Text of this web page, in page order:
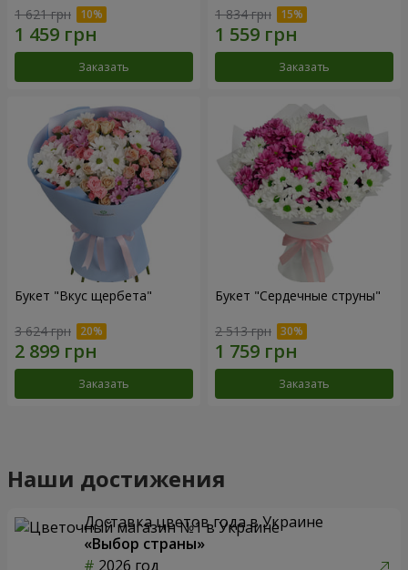
1 621 грн
Заказать
1 834 грн
Заказать
Букет "Вкус щербета"
3 624 грн
Заказать
Букет "Сердечные струны"
2 513 грн
Заказать
Наши достижения
Доставка цветов года в Украине
«Выбор страны»
2026 год